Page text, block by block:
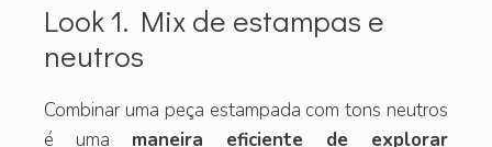
Look 1. Mix de estampas e
neutros
Combinar uma peça estampada com tons neutros
é uma maneira eficiente de explorar